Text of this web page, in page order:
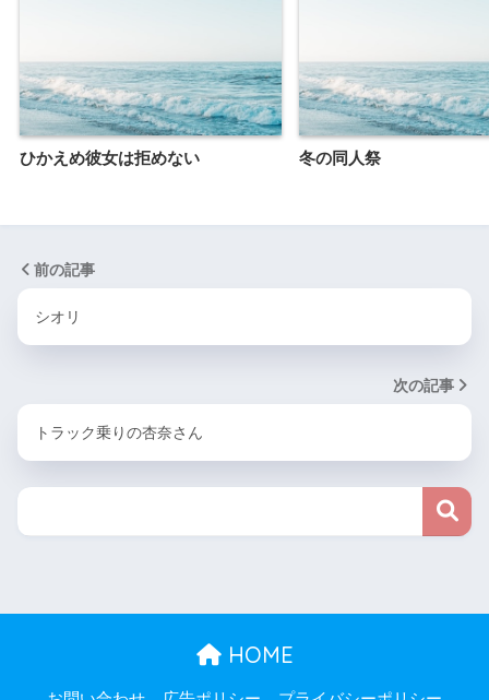
ひかえめ彼女は拒めない 冬の同人祭
前の記事
シオリ
次の記事
トラック乗りの杏奈さん
HOME